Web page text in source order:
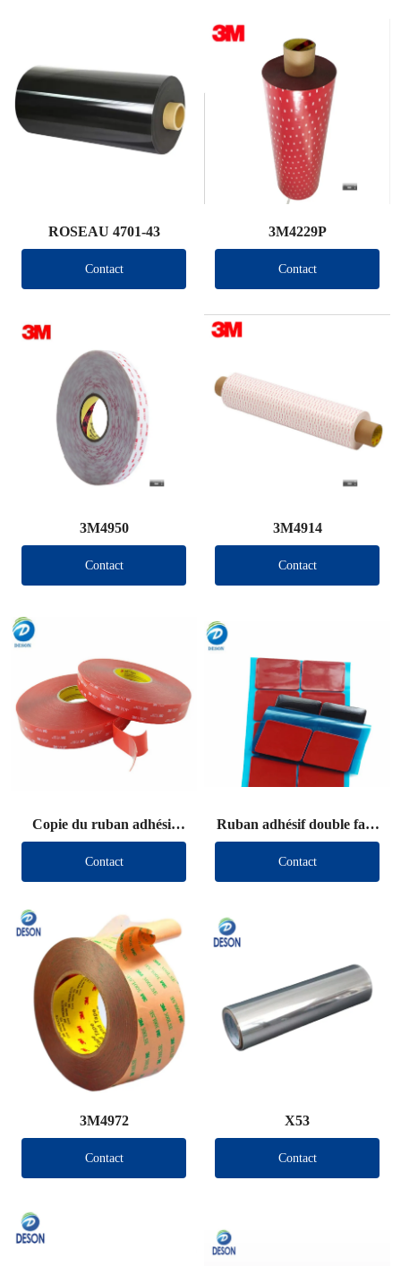
ROSEAU 4701-43
Contact
3M4229P
Contact
3M4950
Contact
3M4914
Contact
Copie du ruban adhésif
double face VHB (autre
marque)
Contact
Ruban adhésif double face
VHB (autre marque)
Contact
3M4972
Contact
X53
Contact